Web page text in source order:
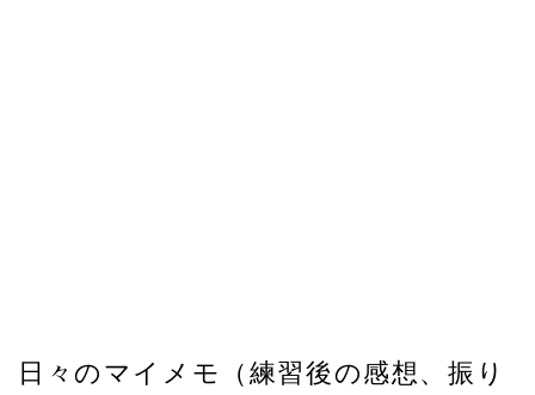
日々のマイメモ（練習後の感想、振り